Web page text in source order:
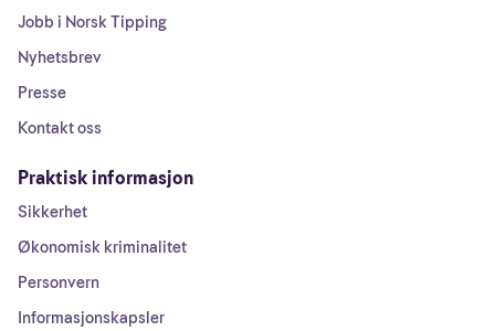
Jobb i Norsk Tipping
Nyhetsbrev
Presse
Kontakt oss
Praktisk informasjon
Sikkerhet
Økonomisk kriminalitet
Personvern
Informasjonskapsler